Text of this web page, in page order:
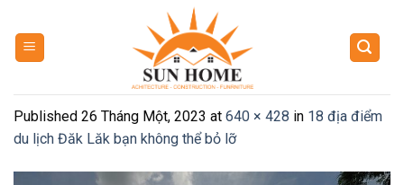
content
Published 26 Tháng Một, 2023 at 640 × 428 in 18 địa điểm
du lịch Đăk Lăk bạn không thể bỏ lỡ